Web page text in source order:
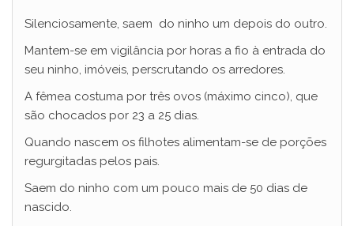
Silenciosamente, saem do ninho um depois do outro.
Mantem-se em vigilância por horas a fio à entrada do
seu ninho, imóveis, perscrutando os arredores.
A fêmea costuma por três ovos (máximo cinco), que
são chocados por 23 a 25 dias.
Quando nascem os filhotes alimentam-se de porções
regurgitadas pelos pais.
Saem do ninho com um pouco mais de 50 dias de
nascido.